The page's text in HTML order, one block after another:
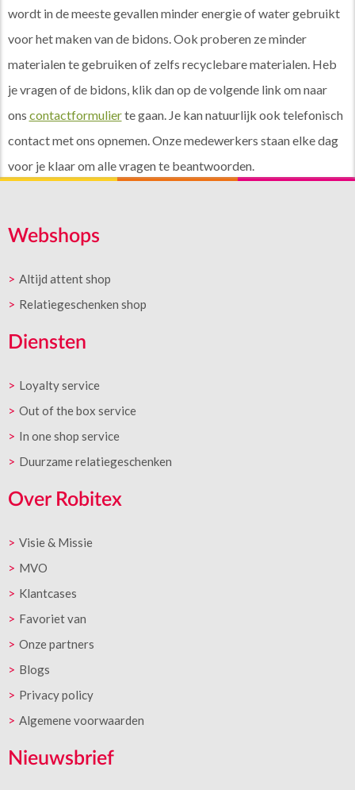
wordt in de meeste gevallen minder energie of water gebruikt
voor het maken van de bidons. Ook proberen ze minder
materialen te gebruiken of zelfs recyclebare materialen. Heb
je vragen of de bidons, klik dan op de volgende link om naar
ons contactformulierte gaan. Je kan natuurlijk ook telefonisch
contact met ons opnemen. Onze medewerkers staan elke dag
voor je klaar om alle vragen te beantwoorden.
Webshops
Altijd attent shop
Relatiegeschenken shop
Diensten
Loyalty service
Out of the box service
In one shop service
Duurzame relatiegeschenken
Over Robitex
Visie & Missie
MVO
Klantcases
Favoriet van
Onze partners
Blogs
Privacy policy
Algemene voorwaarden
Nieuwsbrief